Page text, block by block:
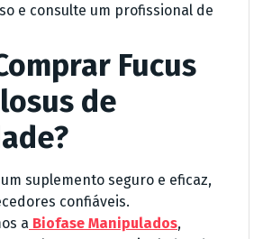
e consulte um profissional de
Fucus
de
suplemento seguro e eficaz,
confiáveis.
a Biofase Manipulados,